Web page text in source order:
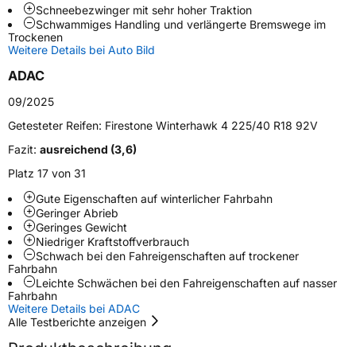
Weitere Eigenschaften
Schlauchtyp
Zustand
M+S Ja
VerstärktXL
EU Label
EffizienzC
NasshaftungB
Rollgeräusch (Klasse)B
Schneebezwinger mit sehr hoher Traktion
Schwammiges Handling und verlängerte Bremswege im
Trockenen
Weitere Details bei Auto Bild
ADAC
09/2025
Getesteter Reifen: Firestone Winterhawk 4 225/40 R18 92V
Fazit: ausreichend (3,6)
Platz 17 von 31
Gute Eigenschaften auf winterlicher Fahrbahn
Geringer Abrieb
Geringes Gewicht
Niedriger Kraftstoffverbrauch
Schwach bei den Fahreigenschaften auf trockener
Fahrbahn
Leichte Schwächen bei den Fahreigenschaften auf nasser
Fahrbahn
Weitere Details bei ADAC
Alle Testberichte anzeigen